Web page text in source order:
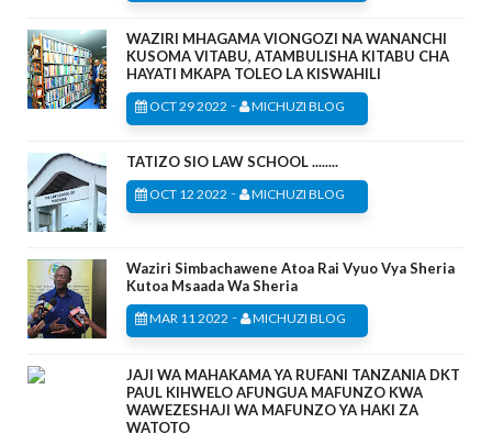
WAZIRI MHAGAMA VIONGOZI NA WANANCHI
KUSOMA VITABU, ATAMBULISHA KITABU CHA
HAYATI MKAPA TOLEO LA KISWAHILI
OCT 29 2022 - MICHUZI BLOG
TATIZO SIO LAW SCHOOL ........
OCT 12 2022 - MICHUZI BLOG
Waziri Simbachawene Atoa Rai Vyuo Vya Sheria
Kutoa Msaada Wa Sheria
MAR 11 2022 - MICHUZI BLOG
JAJI WA MAHAKAMA YA RUFANI TANZANIA DKT
PAUL KIHWELO AFUNGUA MAFUNZO KWA
WAWEZESHAJI WA MAFUNZO YA HAKI ZA
WATOTO